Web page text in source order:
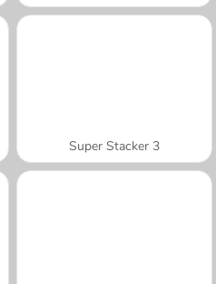
Super Stacker 3